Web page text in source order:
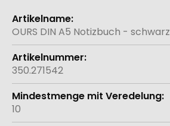
Weitere
Informationen
OURS DIN A5 Notizbuch - schwarz
350.271542
10